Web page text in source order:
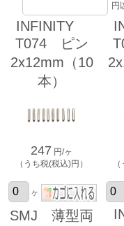
円
INFINITY
T074 ピン
2x12mm（10
本）
247 円/ヶ
（うち税(税込)円）
ヶ
SMJ 薄型両